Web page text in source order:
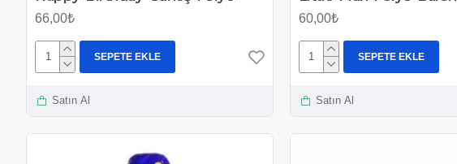
66,00₺
SEPETE EKLE
Satın Al
60,00₺
SEPETE EKLE
Satın Al